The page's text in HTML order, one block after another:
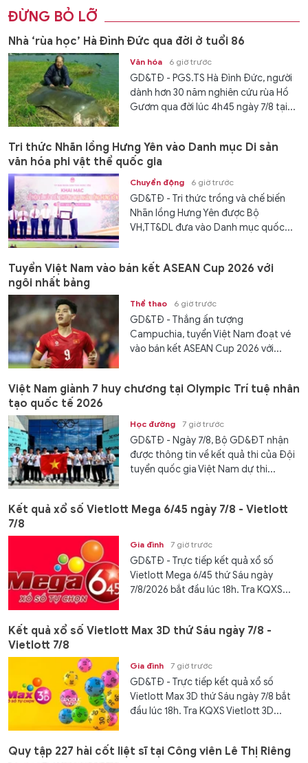
ĐỪNG BỎ LỠ
Nhà ‘rùa học’ Hà Đình Đức qua đời ở tuổi 86
Văn hóa 6 giờ trước
GD&TĐ - PGS.TS Hà Đình Đức, người
dành hơn 30 năm nghiên cứu rùa Hồ
Gươm qua đời lúc 4h45 ngày 7/8 tại...
Tri thức Nhãn lồng Hưng Yên vào Danh mục Di sản
văn hóa phi vật thể quốc gia
Chuyển động 6 giờ trước
GD&TĐ - Tri thức trồng và chế biến
Nhãn lồng Hưng Yên được Bộ
VH,TT&DL đưa vào Danh mục quốc...
Tuyển Việt Nam vào bán kết ASEAN Cup 2026 với
ngôi nhất bảng
Thể thao 6 giờ trước
GD&TĐ - Thắng ấn tượng
Campuchia, tuyển Việt Nam đoạt vé
vào bán kết ASEAN Cup 2026 với...
Việt Nam giành 7 huy chương tại Olympic Trí tuệ nhân
tạo quốc tế 2026
Học đường 7 giờ trước
GD&TĐ - Ngày 7/8, Bộ GD&ĐT nhận
được thông tin về kết quả thi của Đội
tuyển quốc gia Việt Nam dự thi...
Kết quả xổ số Vietlott Mega 6/45 ngày 7/8 - Vietlott
7/8
Gia đình 7 giờ trước
GD&TĐ - Trực tiếp kết quả xổ số
Vietlott Mega 6/45 thứ Sáu ngày
7/8/2026 bắt đầu lúc 18h. Tra KQXS...
Kết quả xổ số Vietlott Max 3D thứ Sáu ngày 7/8 -
Vietlott 7/8
Gia đình 7 giờ trước
GD&TĐ - Trực tiếp kết quả xổ số
Vietlott Max 3D thứ Sáu ngày 7/8 bắt
đầu lúc 18h. Tra KQXS Vietlott 3D...
Quy tập 227 hài cốt liệt sĩ tại Công viên Lê Thị Riêng